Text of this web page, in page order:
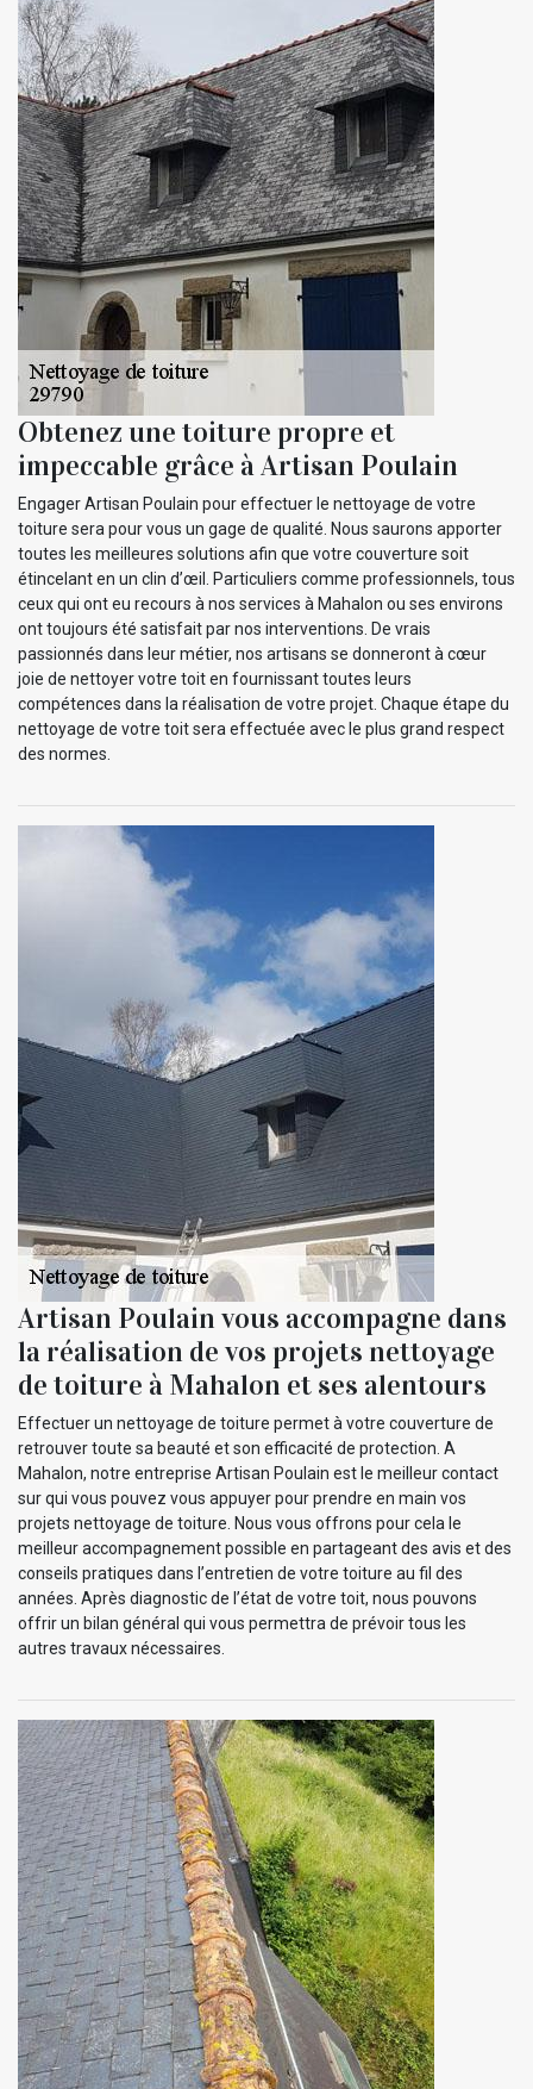
Obtenez une toiture propre et
impeccable grâce à Artisan Poulain
Engager Artisan Poulain pour effectuer le nettoyage de votre
toiture sera pour vous un gage de qualité. Nous saurons apporter
toutes les meilleures solutions afin que votre couverture soit
étincelant en un clin d’œil. Particuliers comme professionnels, tous
ceux qui ont eu recours à nos services à Mahalon ou ses environs
ont toujours été satisfait par nos interventions. De vrais
passionnés dans leur métier, nos artisans se donneront à cœur
joie de nettoyer votre toit en fournissant toutes leurs
compétences dans la réalisation de votre projet. Chaque étape du
nettoyage de votre toit sera effectuée avec le plus grand respect
des normes.
Artisan Poulain vous accompagne dans
la réalisation de vos projets nettoyage
de toiture à Mahalon et ses alentours
Effectuer un nettoyage de toiture permet à votre couverture de
retrouver toute sa beauté et son efficacité de protection. A
Mahalon, notre entreprise Artisan Poulain est le meilleur contact
sur qui vous pouvez vous appuyer pour prendre en main vos
projets nettoyage de toiture. Nous vous offrons pour cela le
meilleur accompagnement possible en partageant des avis et des
conseils pratiques dans l’entretien de votre toiture au fil des
années. Après diagnostic de l’état de votre toit, nous pouvons
offrir un bilan général qui vous permettra de prévoir tous les
autres travaux nécessaires.